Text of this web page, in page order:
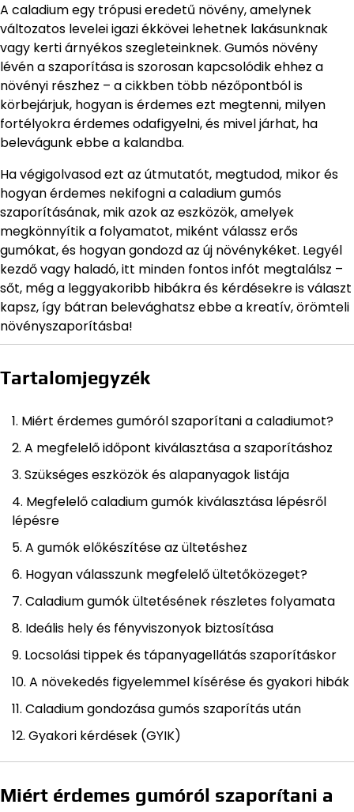
A caladium egy trópusi eredetű növény, amelynek
változatos levelei igazi ékkövei lehetnek lakásunknak
vagy kerti árnyékos szegleteinknek. Gumós növény
lévén a szaporítása is szorosan kapcsolódik ehhez a
növényi részhez – a cikkben több nézőpontból is
körbejárjuk, hogyan is érdemes ezt megtenni, milyen
fortélyokra érdemes odafigyelni, és mivel járhat, ha
belevágunk ebbe a kalandba.
Ha végigolvasod ezt az útmutatót, megtudod, mikor és
hogyan érdemes nekifogni a caladium gumós
szaporításának, mik azok az eszközök, amelyek
megkönnyítik a folyamatot, miként válassz erős
gumókat, és hogyan gondozd az új növénykéket. Legyél
kezdő vagy haladó, itt minden fontos infót megtalálsz –
sőt, még a leggyakoribb hibákra és kérdésekre is választ
kapsz, így bátran belevághatsz ebbe a kreatív, örömteli
növényszaporításba!
Tartalomjegyzék
Miért érdemes gumóról szaporítani a caladiumot?
A megfelelő időpont kiválasztása a szaporításhoz
Szükséges eszközök és alapanyagok listája
Megfelelő caladium gumók kiválasztása lépésről
lépésre
A gumók előkészítése az ültetéshez
Hogyan válasszunk megfelelő ültetőközeget?
Caladium gumók ültetésének részletes folyamata
Ideális hely és fényviszonyok biztosítása
Locsolási tippek és tápanyagellátás szaporításkor
A növekedés figyelemmel kísérése és gyakori hibák
Caladium gondozása gumós szaporítás után
Gyakori kérdések (GYIK)
Miért érdemes gumóról szaporítani a